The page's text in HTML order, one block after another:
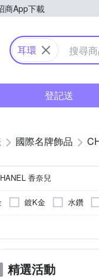
商App下載
Yahoo購物中心
耳環
登記送
國際名牌飾品
香奈兒
鍍K金 水鑽
精選活動